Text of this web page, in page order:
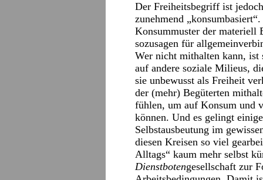
Der Freiheitsbegriff ist
zunehmend
Konsummuster der materiell
sozusagen für
Wer nicht mithalten kann,
auf andere soziale Milieus,
sie unbewusst als Freiheit
der (mehr) Begüterten
fühlen, um auf Konsum und
können. Und es gelingt
Selbstausbeutung im
diesen Kreisen so viel
Alltags“ kaum mehr selbst
Dienstbotengesellschaft zur